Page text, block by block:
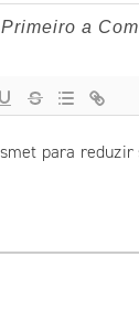
para reduzir